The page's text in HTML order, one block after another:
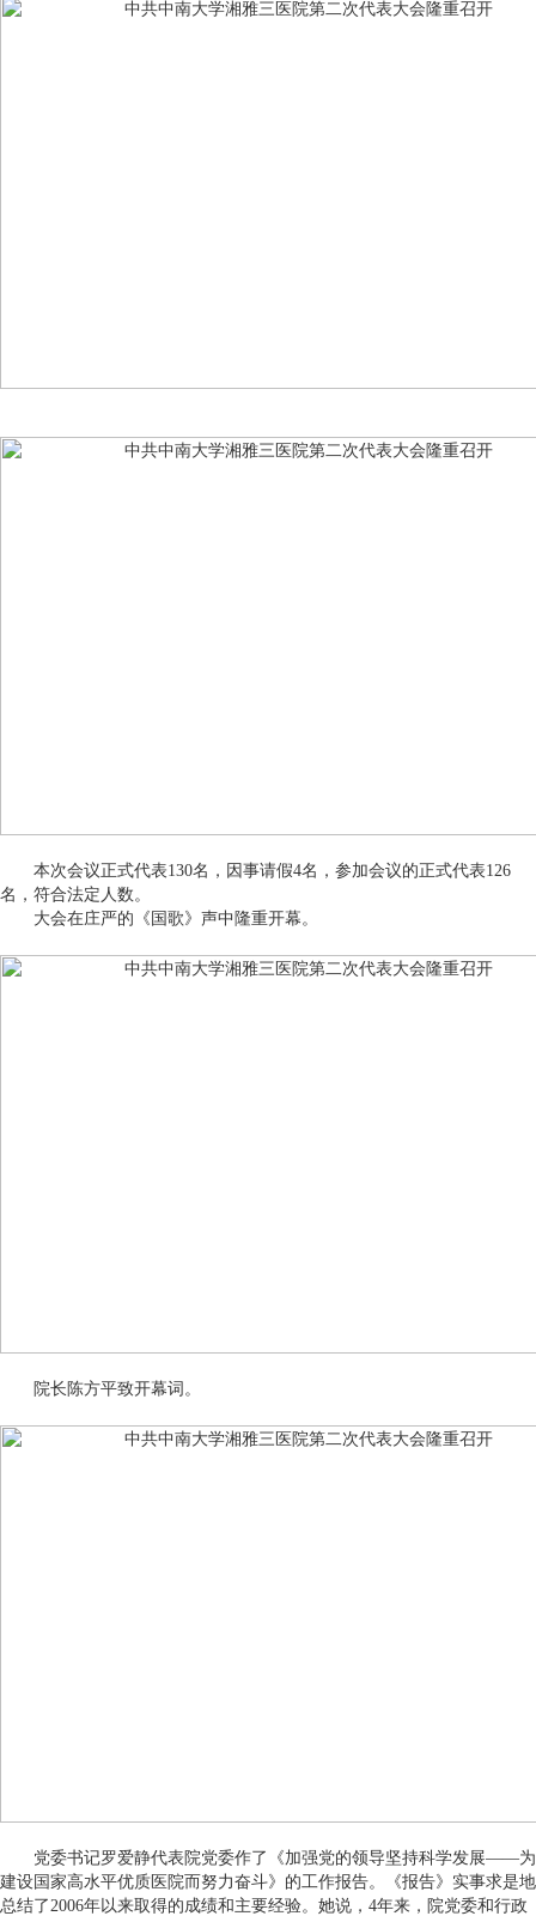
本次会议正式代表130名，因事请假4名，参加会议的正式代表126
名，符合法定人数。
大会在庄严的《国歌》声中隆重开幕。
院长陈方平致开幕词。
党委书记罗爱静代表院党委作了《加强党的领导坚持科学发展——为
建设国家高水平优质医院而努力奋斗》的工作报告。《报告》实事求是地
总结了2006年以来取得的成绩和主要经验。她说，4年来，院党委和行政